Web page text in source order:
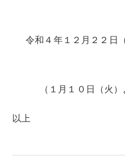
令和４年１２月２２
（１月１０日（火
以上